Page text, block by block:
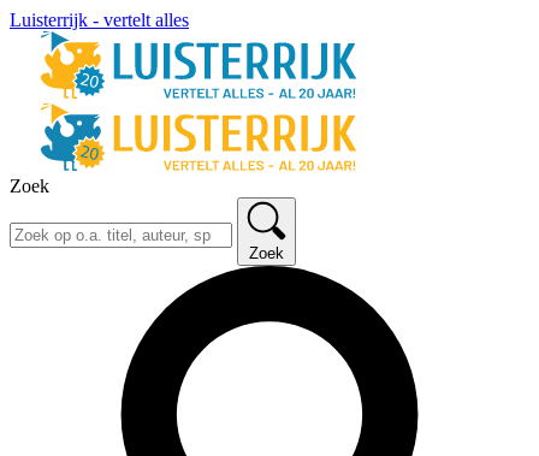
Luisterrijk - vertelt alles
Zoek
Zoek